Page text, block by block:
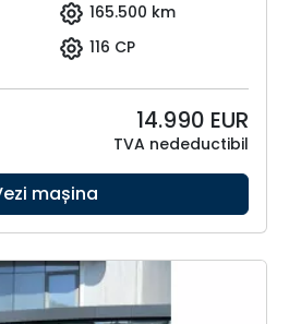
165.500 km
116 CP
14.990 EUR
TVA nedeductibil
mașina